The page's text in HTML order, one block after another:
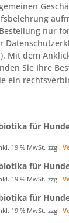
nur
Mit dem
Sie Ihre
ein
für
19 % MwSt. zzgl.
für
19 % MwSt. zzgl.
für
19 % MwSt. zzgl.